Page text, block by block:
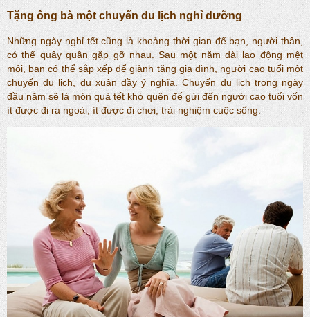
Tặng ông bà một chuyến du lịch nghỉ dưỡng
Những ngày nghỉ tết cũng là khoảng thời gian để bạn, người thân,
có thể quây quần gặp gỡ nhau. Sau một năm dài lao động mệt
mỏi, bạn có thể sắp xếp để giành tặng gia đình, người cao tuổi một
chuyến du lịch, du xuân đầy ý nghĩa. Chuyến du lịch trong ngày
đầu năm sẽ là món quà tết khó quên để gửi đến người cao tuổi vốn
ít được đi ra ngoài, ít được đi chơi, trải nghiệm cuộc sống.